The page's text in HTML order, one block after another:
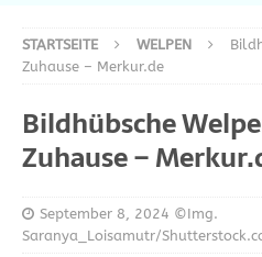
STARTSEITE WELPEN
Zuhause – Merkur.de
Bildhübsche
Zuhause –
September 8, 2024 ©Img.
Saranya_Loisamutr/